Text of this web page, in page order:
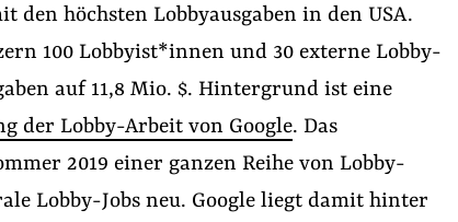
den höchsten Lobbyausgaben in den USA.
100 Lobbyist*innen und 30 externe Lobby-
auf 11,8 Mio. $. Hintergrund ist eine
der Lobby-Arbeit von Google. Das
2019 einer ganzen Reihe von Lobby-
Lobby-Jobs neu. Google liegt damit hinter